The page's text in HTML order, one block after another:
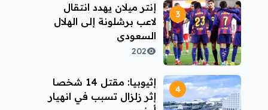
إنتر ميلان يهدد انتقال
لاعب برشلونة إلى الهلال
السعودي
202
إثيوبيا: مقتل 14 شخصا
إثر زلزال تسبب في انهيار